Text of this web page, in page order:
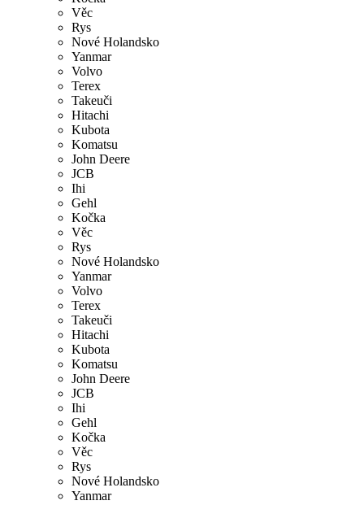
Věc
Rys
Nové Holandsko
Yanmar
Volvo
Terex
Takeuči
Hitachi
Kubota
Komatsu
John Deere
JCB
Ihi
Gehl
Kočka
Věc
Rys
Nové Holandsko
Yanmar
Volvo
Terex
Takeuči
Hitachi
Kubota
Komatsu
John Deere
JCB
Ihi
Gehl
Kočka
Věc
Rys
Nové Holandsko
Yanmar